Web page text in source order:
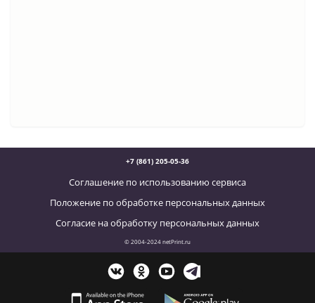
+7 (861) 205-05-36
Соглашение по использованию сервиса
Положение по обработке персональных данных
Согласие на обработку персональных данных
© 2004-2024 netPrint.ru